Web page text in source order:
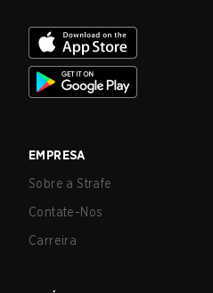
EMPRESA
Sobre a Strafe
Contate-Nos
Carreira